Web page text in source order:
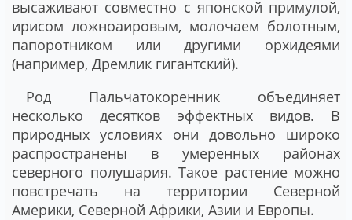
высаживают совместно с японской примулой,
ирисом ложноаировым, молочаем болотным,
папоротником или другими орхидеями
(например, Дремлик гигантский).
Род Пальчатокоренник объединяет
несколько десятков эффектных видов. В
природных условиях они довольно широко
распространены в умеренных районах
северного полушария. Такое растение можно
повстречать на территории Северной
Америки, Северной Африки, Азии и Европы.